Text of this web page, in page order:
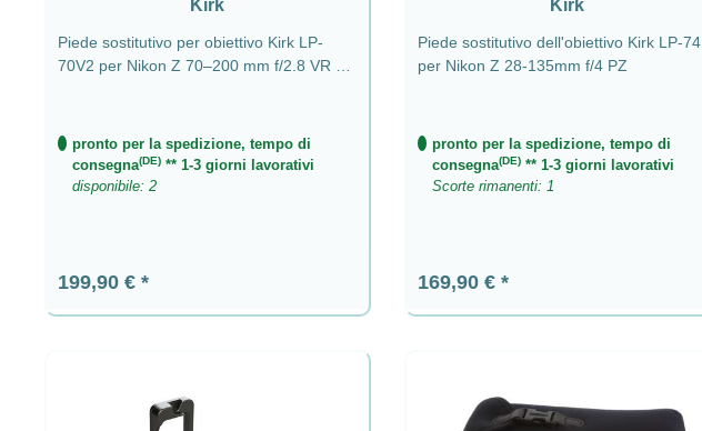
Kirk
Piede sostitutivo per obiettivo Kirk LP-
70V2 per Nikon Z 70–200 mm f/2.8 VR S
pronto per la spedizione, tempo di
consegna(DE) ** 1-3 giorni lavorativi
disponibile: 2
Prezzo normale:
199,90 €
Kirk
Piede sostitutivo dell'obiettivo Kirk LP-74
per Nikon Z 28-135mm f/4 PZ
pronto per la spedizione, tempo di
consegna(DE)** 1-3 giorni lavorativi
Scorte rimanenti: 1
Prezzo normale:
169,90 €